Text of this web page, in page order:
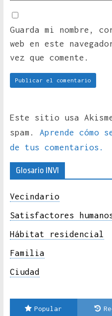
Guarda mi nombre,
web en este
vez que comente.
Este sitio usa
spam. Aprende cómo
de tus comentarios.
Glosario INVI
Vecindario
Satisfactores
Hábitat residencial
Familia
Ciudad
Popular